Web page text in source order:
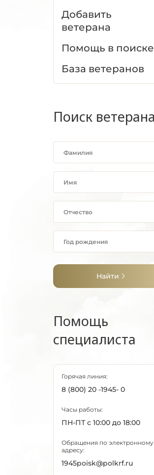
Добавить
ветерана
Помощь в поиске
База ветеранов
Поиск ветерана
Найти
Помощь
специалиста
Горячая линия:
8 (800) 20 -1945- 0
Часы работы:
ПН-ПТ с 10:00 до 18:00
Обращения по электронному
адресу:
1945poisk@polkrf.ru